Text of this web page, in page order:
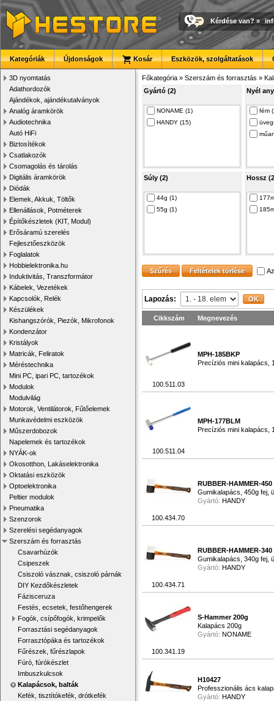
Kérdése van? »
Kategóriák Újdonságok Kosár Eszközök, szolgáltatások
3D nyomtatás
Adathordozók
Ajándékok, ajándékutalványok
Analóg áramkörök
Audiotechnika
Autó HiFi
Biztosítékok
Csatlakozók
Csomagolás és tárolás
Digitális áramkörök
Diódák
Elemek, Akkuk, Töltők
Ellenállások, Potméterek
Építőkészletek (KIT, Modul)
Erősáramú szerelés
Fejlesztőeszközök
Foglalatok
Hobbielektronika.hu
Induktivitás, Transzformátor
Kábelek, Vezetékek
Kapcsolók, Relék
Készülékek
Kishangszórók, Piezók, Mikrofonok
Kondenzátor
Kristályok
Matricák, Feliratok
Méréstechnika
Mini PC, ipari PC, tartozékok
Modulok
Modulvilág
Motorok, Ventilátorok, Fűtőelemek
Munkavédelmi eszközök
Műszerdobozok
Napelemek és tartozékok
NYÁK-ok
Okosotthon, Lakáselektronika
Oktatási eszközök
Optoelektronika
Peltier modulok
Pneumatika
Szenzorok
Szerelési segédanyagok
Szerszám és forrasztás
Csavarhúzók
Csipeszek
Csiszoló vásznak, csiszoló párnák
DIY Kezdőkészletek
Fázisceruza
Festés, ecsetek, festőhengerek
Fogók, csípőfogók, krimpelők
Forrasztási segédanyagok
Forrasztópáka és tartozékok
Fűrészek, fűrészlapok
Fúró, fúrókészlet
Imbuszkulcsok
Kalapácsok, balták
Kefék, tisztítókefék, drótkefék
Főkategória » Szerszám és forrasztás »
Gyártó (2)
NONAME (1)
HANDY (15)
Nyél
fém
Súly (2)
44g (1)
55g (1)
Hossz
Lapozás:
Cikkszám Megnevezés
100.511.03
MPH-185BKP
Precíziós mini kalapács,
100.511.04
MPH-177BLM
Precíziós mini kalapács,
100.434.70
RUBBER-HAMMER-450
Gumikalapács, 450g fej,
Gyártó: HANDY
100.434.71
RUBBER-HAMMER-340
Gumikalapács, 340g fej,
Gyártó: HANDY
100.341.19
S-Hammer 200g
Kalapács 200g
Gyártó: NONAME
H10427
Professzionális ács
Gyártó: HANDY